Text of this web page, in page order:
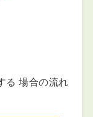
る 場合の流れ